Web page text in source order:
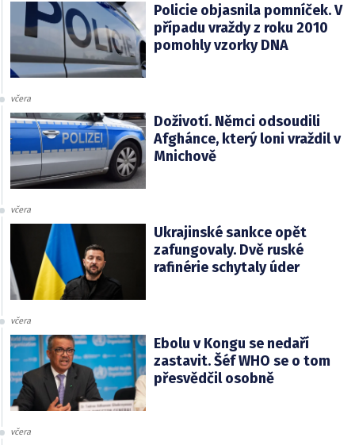
Policie objasnila pomníček. V
případu vraždy z roku 2010
pomohly vzorky DNA
včera
Doživotí. Němci odsoudili
Afghánce, který loni vraždil v
Mnichově
včera
Ukrajinské sankce opět
zafungovaly. Dvě ruské
rafinérie schytaly úder
včera
Ebolu v Kongu se nedaří
zastavit. Šéf WHO se o tom
přesvědčil osobně
včera